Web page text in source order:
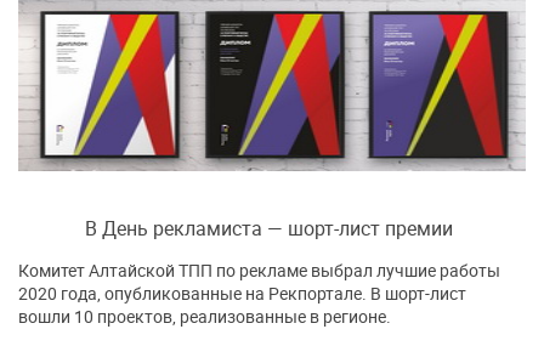
В День рекламиста — шорт-лист премии
Комитет Алтайской ТПП по рекламе выбрал лучшие работы
2020 года, опубликованные на Рекпортале. В шорт-лист
вошли 10 проектов, реализованные в регионе.